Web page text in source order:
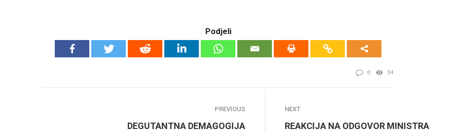
Podjeli
0 34
PREVIOUS
DEGUTANTNA DEMAGOGIJA
NEXT
REAKCIJA NA ODGOVOR MINISTRA